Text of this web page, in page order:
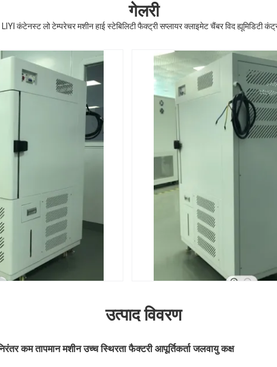
गेलरी
LIYI कंटेनस्ट लो टेम्परेचर मशीन हाई स्टेबिलिटी फैक्ट्री सप्लायर क्लाइमेट चैंबर विद ह्यूमिडिटी
उत्पाद विवरण
कम तापमान मशीन उच्च स्थिरता फैक्टरी आपूर्तिकर्ता जलवायु कक्ष